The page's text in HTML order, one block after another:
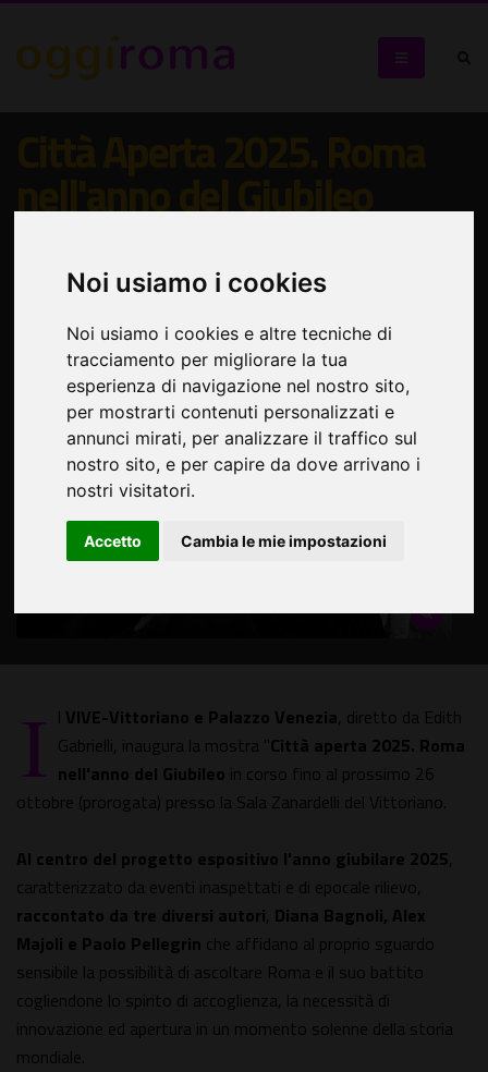
Noi usiamo i cookies
Noi usiamo i cookies e altre tecniche di
tracciamento per migliorare la tua
esperienza di navigazione nel nostro sito,
per mostrarti contenuti personalizzati e
annunci mirati, per analizzare il traffico sul
nostro sito, e per capire da dove arrivano i
nostri visitatori.
Accetto Cambia le mie impostazioni
nell'anno del Giubileo
Bagnoli, Alex Majoli e Paolo Pellegrin
I l VIVE-Vittoriano e Palazzo Venezia, diretto da Edith
Gabrielli, inaugura la mostra "Città aperta 2025. Roma
nell'anno del Giubileo in corso fino al prossimo 26
ottobre (prorogata) presso la Sala Zanardelli del Vittoriano.
Al centro del progetto espositivo l'anno giubilare 2025,
caratterizzato da eventi inaspettati e di epocale rilievo,
raccontato da tre diversi autori, Diana Bagnoli, Alex
Majoli e Paolo Pellegrin che affidano al proprio sguardo
sensibile la possibilità di ascoltare Roma e il suo battito
cogliendone lo spirito di accoglienza, la necessità di
innovazione ed apertura in un momento solenne della storia
mondiale.